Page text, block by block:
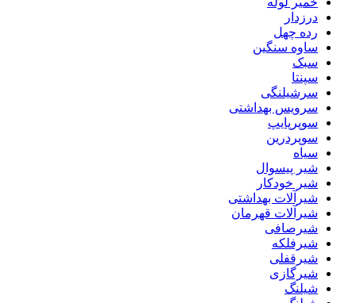
درزدار
رده چهل
ساوه سنگین
سبک
سپنتا
سرشیلنگی
سرویس بهداشتی
سوپرپایپ
سوپردرین
سیاه
شیر پیسوال
شیر خودکار
شیرآلات بهداشتی
شیرآلات قهرمان
شیرصافی
شیرفلکه
شیرقفلی
شیرگازی
شیلنگ